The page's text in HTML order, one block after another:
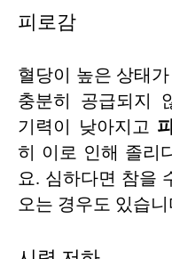
피로감
혈당이 높은 상태
충분히 공급되지
기력이 낮아지고
히 이로 인해 졸리
요. 심하다면 참을
오는 경우도 있습니